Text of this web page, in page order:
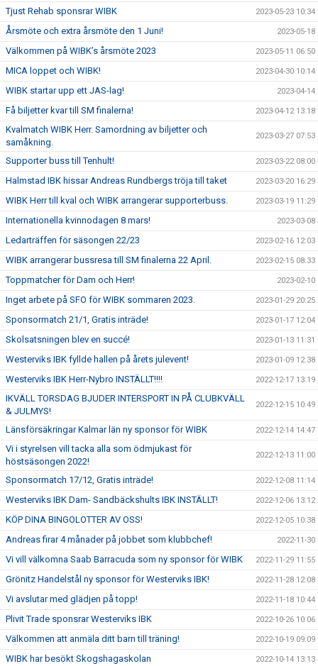
Tjust Rehab sponsrar WIBK 2023-05-23 10:34
Årsmöte och extra årsmöte den 1 Juni! 2023-05-18
Välkommen på WIBK’s årsmöte 2023 2023-05-11 06:50
MICA loppet och WIBK! 2023-04-30 10:14
WIBK startar upp ett JAS-lag! 2023-04-14
Få biljetter kvar till SM finalerna! 2023-04-12 13:18
Kvalmatch WIBK Herr. Samordning av biljetter och
samåkning.
2023-03-27 07:53
Supporter buss till Tenhult! 2023-03-22 08:00
Halmstad IBK hissar Andreas Rundbergs tröja till taket 2023-03-20 16:29
WIBK Herr till kval och WIBK arrangerar supporterbuss. 2023-03-19 11:29
Internationella kvinnodagen 8 mars! 2023-03-08
Ledarträffen för säsongen 22/23 2023-02-16 12:03
WIBK arrangerar bussresa till SM finalerna 22 April. 2023-02-15 08:33
Toppmatcher för Dam och Herr! 2023-02-10
Inget arbete på SFO för WIBK sommaren 2023. 2023-01-29 20:25
Sponsormatch 21/1, Gratis inträde! 2023-01-17 12:04
Skolsatsningen blev en succé! 2023-01-13 11:31
Westerviks IBK fyllde hallen på årets julevent! 2023-01-09 12:38
Westerviks IBK Herr-Nybro INSTÄLLT!!!! 2022-12-17 13:19
IKVÄLL TORSDAG BJUDER INTERSPORT IN PÅ CLUBKVÄLL
& JULMYS!
2022-12-15 10:49
Länsförsäkringar Kalmar län ny sponsor för WIBK 2022-12-14 14:47
Vi i styrelsen vill tacka alla som ödmjukast för
höstsäsongen 2022!
2022-12-13 11:00
Sponsormatch 17/12, Gratis inträde! 2022-12-08 11:14
Westerviks IBK Dam- Sandbäckshults IBK INSTÄLLT! 2022-12-06 13:12
KÖP DINA BINGOLOTTER AV OSS! 2022-12-05 10:38
Andreas firar 4 månader på jobbet som klubbchef! 2022-11-30
Vi vill välkomna Saab Barracuda som ny sponsor för WIBK 2022-11-29 11:55
Grönitz Handelstål ny sponsor för Westerviks IBK! 2022-11-28 12:08
Vi avslutar med glädjen på topp! 2022-11-18 10:44
Plivit Trade sponsrar Westerviks IBK 2022-10-26 10:06
Välkommen att anmäla ditt barn till träning! 2022-10-19 09:09
WIBK har besökt Skogshagaskolan 2022-10-14 13:13